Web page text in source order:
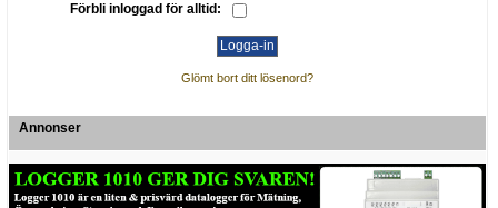
Förbli inloggad för alltid:
Glömt bort ditt lösenord?
Annonser